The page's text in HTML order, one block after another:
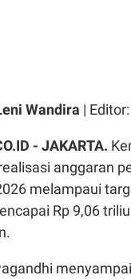
Wandira | Editor:
- JAKARTA.
anggaran
melampaui
Rp 9,06